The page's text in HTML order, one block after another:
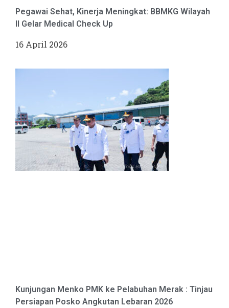
Pegawai Sehat, Kinerja Meningkat: BBMKG Wilayah
II Gelar Medical Check Up
16 April 2026
Kunjungan Menko PMK ke Pelabuhan Merak : Tinjau
Persiapan Posko Angkutan Lebaran 2026